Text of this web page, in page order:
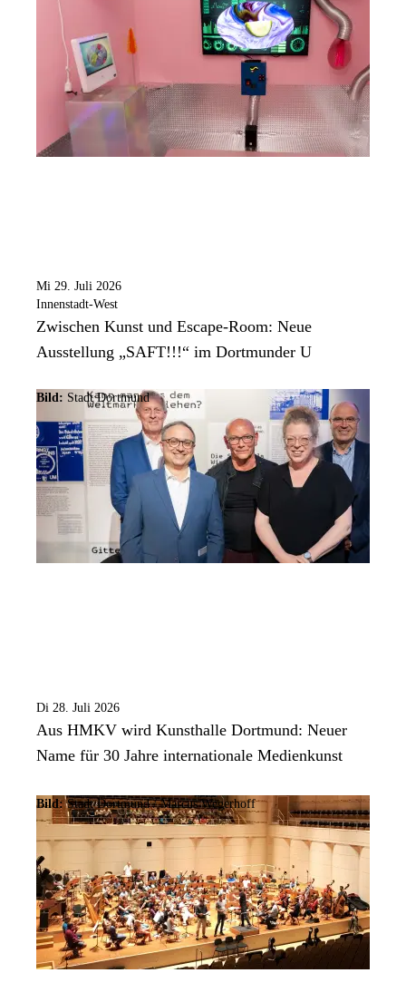
Mi 29. Juli 2026
Innenstadt-West
Zwischen Kunst und Escape-Room: Neue
Ausstellung „SAFT!!!“ im Dortmunder U
Bild: Stadt Dortmund
Di 28. Juli 2026
Aus HMKV wird Kunsthalle Dortmund: Neuer
Name für 30 Jahre internationale Medienkunst
Bild: Stadt Dortmund / Marcus Wegerhoff